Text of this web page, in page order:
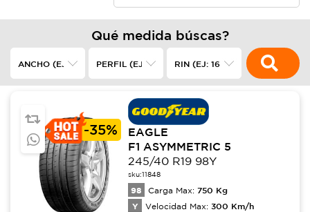
Qué medida búscas?
-35%
EAGLE
F1 ASYMMETRIC 5
245/40 R19 98Y
sku:11848
98 Carga Max: 750 Kg
Y Velocidad Max: 300 Km/h